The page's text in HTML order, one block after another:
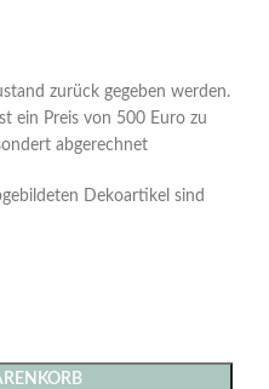
zurück gegeben werden.
ein Preis von 500 Euro zu
abgerechnet
Dekoartikel sind